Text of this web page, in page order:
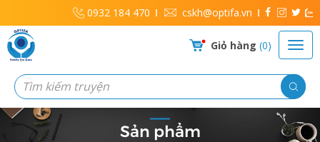
0932 184 470 cskh@optifa.vn
Giỏ hàng 0
Sản phẩm